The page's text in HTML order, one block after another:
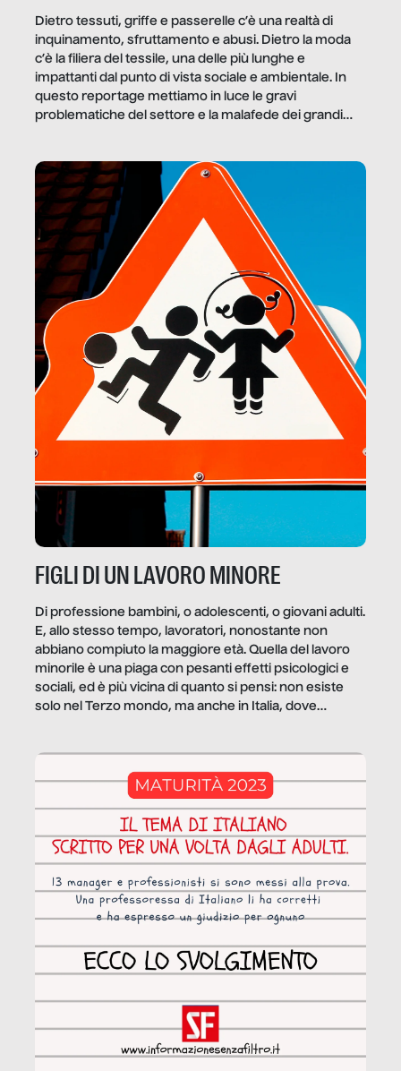
Dietro tessuti, griffe e passerelle c’è una realtà di
inquinamento, sfruttamento e abusi. Dietro la moda
c’è la filiera del tessile, una delle più lunghe e
impattanti dal punto di vista sociale e ambientale. In
questo reportage mettiamo in luce le gravi
problematiche del settore e la malafede dei grandi
FIGLI DI UN LAVORO MINORE
Di professione bambini, o adolescenti, o giovani adulti.
E, allo stesso tempo, lavoratori, nonostante non
abbiano compiuto la maggiore età. Quella del lavoro
minorile è una piaga con pesanti effetti psicologici e
sociali, ed è più vicina di quanto si pensi: non esiste
solo nel Terzo mondo, ma anche in Italia, dove